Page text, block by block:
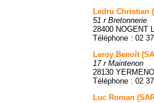
Ledru Christian
51 r Bretonnerie
28400 NOGENT
Téléphone : 02
Leroy Benoît
17 r Maintenon
28130
Téléphone : 02
Luc Roman